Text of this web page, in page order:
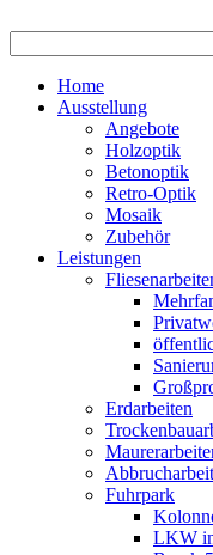
Home
Ausstellung
Angebote
Holzoptik
Betonoptik
Retro-Optik
Mosaik
Zubehör
Leistungen
Erdarbeiten
Fuhrpark
LKW